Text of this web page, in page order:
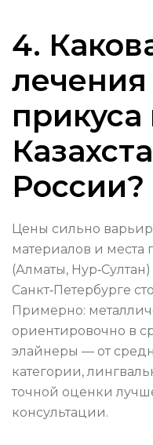
4.
лечения
прикуса
России?
Цены сильно
материалов и места
(Алматы,
Санкт‑Петербурге
Примерно:
ориентировочно в
элайнеры — от
категории,
точной оценки
консультации.